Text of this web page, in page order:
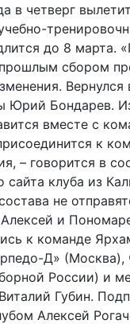
в четверг
до 8 марта.
сбором
Вернулся
Юрий Бондарев.
вместе с
к
– говорится в
сайта клуба из
не
и
к команде
Д» (Москва),
России) и
Губин.
Алексей